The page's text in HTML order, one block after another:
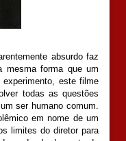
absurdo faz
mesma forma que um
este filme
todas as questões
ser humano comum.
em nome de um
limites do diretor para